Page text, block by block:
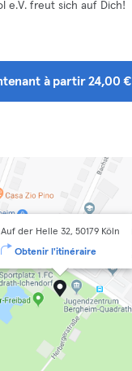
e.V. freut sich auf Dich!
à partir 24,00 €
Auf der Helle 32, 50179 Köln
Obtenir l'itinéraire